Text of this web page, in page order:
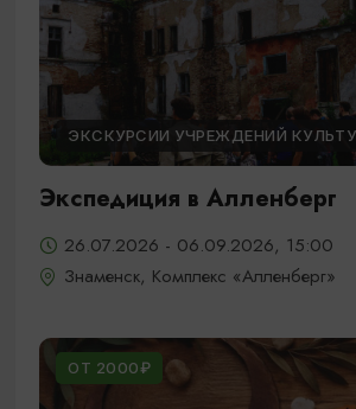
ЭКСКУРСИИ УЧРЕЖДЕНИЙ
Экспедиция в Алленберг
26.07.2026 - 06.09.2026, 15:00
Знаменск, Комплекс «Алленберг»
ОТ 2000₽